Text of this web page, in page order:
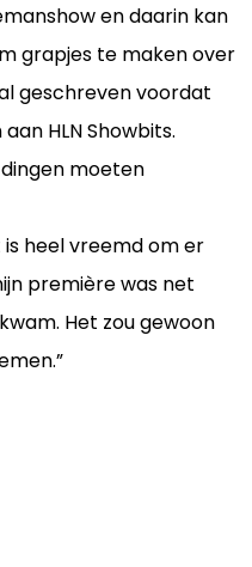
en daarin kan
grapjes te maken over
geschreven voordat
HLN Showbits.
moeten
is heel vreemd om er
première was net
Het zou gewoon